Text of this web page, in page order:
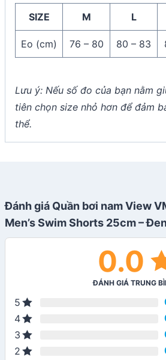
SIZE M L
Eo (cm) 76 – 80 80 – 83
Lưu ý: Nếu số đo của bạn nằm
tiên chọn size nhỏ hơn để đảm
thể.
Đánh giá Quần bơi nam View
Men’s Swim Shorts 25cm –
0.0
ĐÁNH GIÁ TRUNG
5
4
3
2